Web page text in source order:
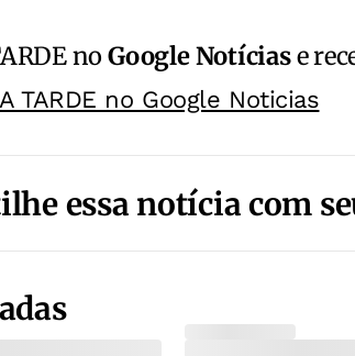
noGoogle Notíciase
TARDE no Google Noticias
essa notícia com